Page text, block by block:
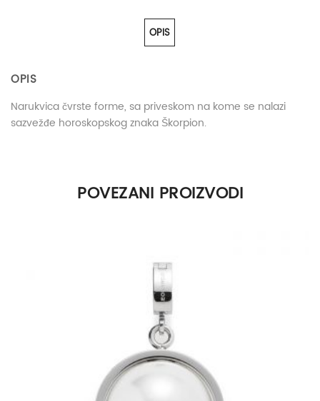
OPIS
OPIS
Narukvica čvrste forme, sa priveskom na kome se nalazi
sazvežđe horoskopskog znaka Škorpion.
POVEZANI PROIZVODI